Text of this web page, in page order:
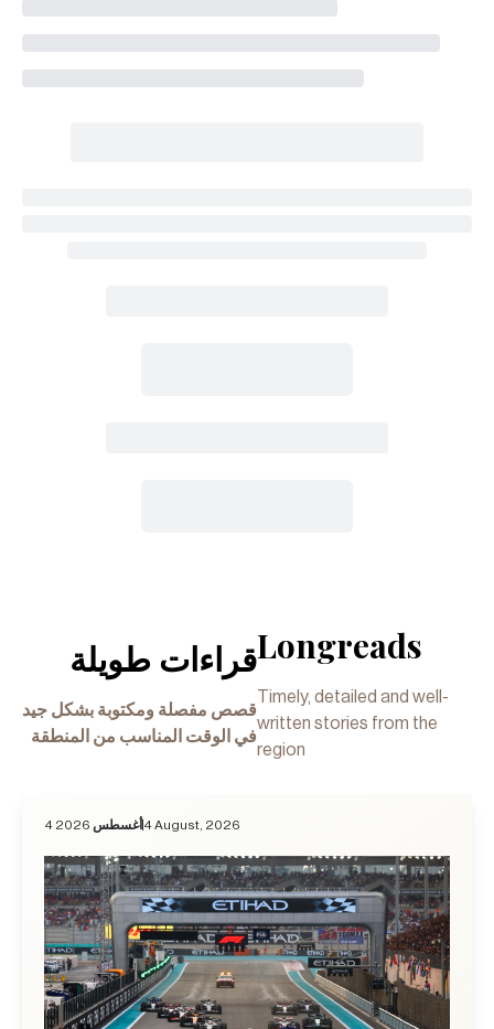
قراءات طويلة
قصص مفصلة ومكتوبة بشكل جيد
في الوقت المناسب من المنطقة
Longreads
Timely, detailed and well-
written stories from the
region
4 أغسطس 2026 4 August, 2026